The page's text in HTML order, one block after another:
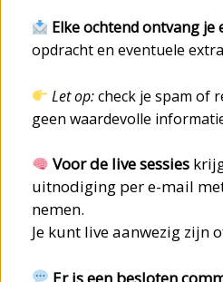
Elke ochtend ontvang je
opdracht en eventuele
Let op:check je spam of
geen waardevolle
Voor de live sessies
uitnodiging per e-mail
nemen.
Je kunt live aanwezig zijn
Er is een besloten